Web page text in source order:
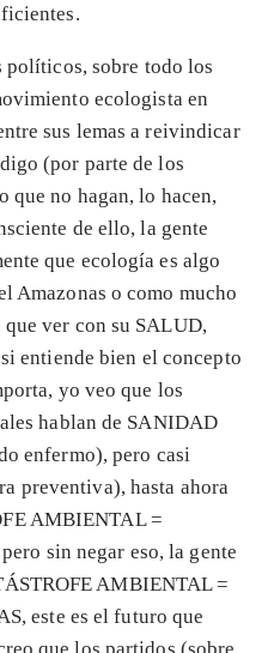
políticos, sobre todo los
ecologista en
sus lemas a reivindicar
(por parte de los
que no hagan, lo hacen,
de ello, la gente
que ecología es algo
Amazonas o como mucho
ver con su SALUD,
entiende bien el concepto
yo veo que los
hablan de SANIDAD
enfermo), pero casi
preventiva), hasta ahora
AMBIENTAL =
sin negar eso, la gente
AMBIENTAL =
este es el futuro que